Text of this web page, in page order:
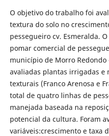
O objetivo do trabalho foi
textura do solo no
pessegueiro cv. Esmeralda.
pomar comercial de
município de Morro Redondo
avaliadas plantas irrigadas e
texturais (Franco Arenosa e
total de quatro linhas de
manejada baseada na
potencial da cultura. Foram
variáveis:crescimento e taxa